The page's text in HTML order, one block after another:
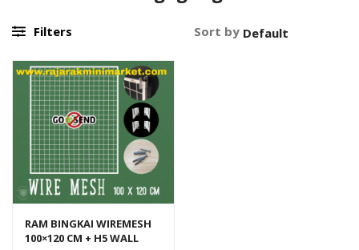
Filters Sort by
RAM BINGKAI WIREMESH
100×120 CM + H5 WALL